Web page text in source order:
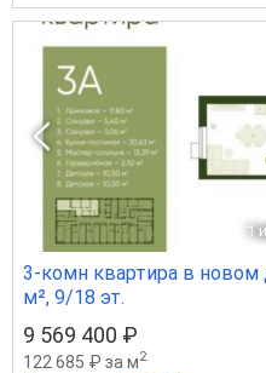
1
3-комн квартира в новом
м², 9/18 эт.
9 569 400 ₽
122 685 ₽ за м2